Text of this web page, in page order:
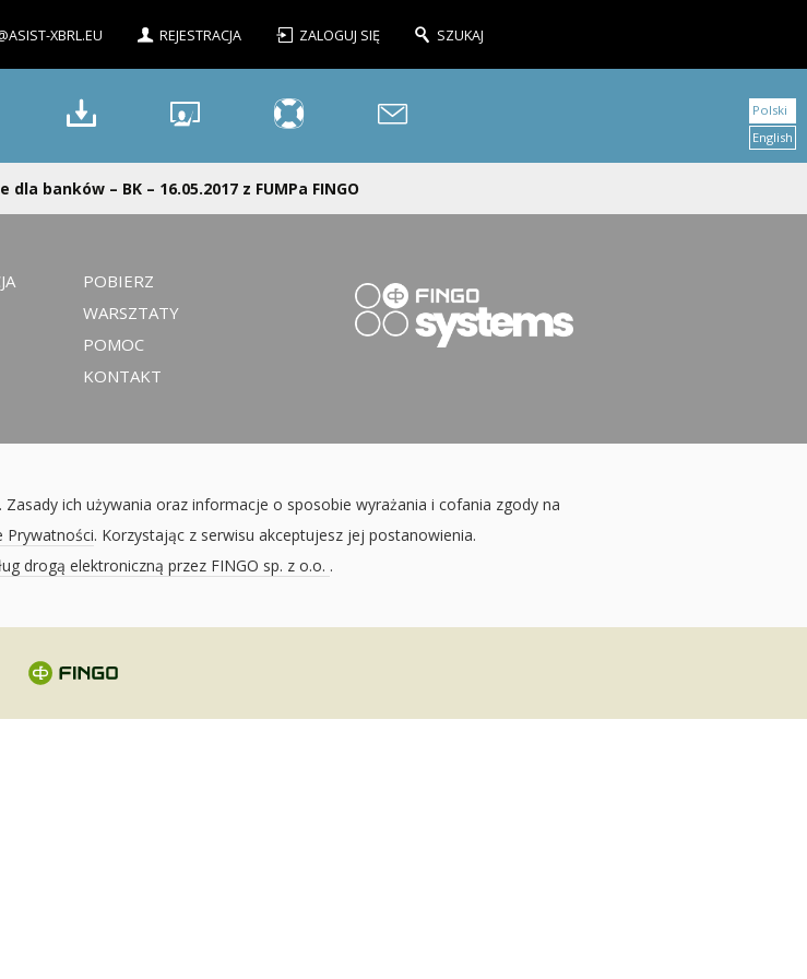
XBRL.EU REJESTRACJA ZALOGUJ SIĘ SZUKAJ
banków – BK – 16.05.2017 z FUMPa FINGO
Polski
English
POBIERZ
WARSZTATY
POMOC
KONTAKT
ich używania oraz informacje o sposobie wyrażania i cofania zgody na
Prywatności. Korzystając z serwisu akceptujesz jej postanowienia.
drogą elektroniczną przez FINGO sp. z o.o. .